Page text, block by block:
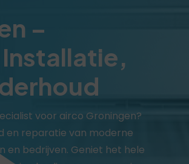
–
voor airco Groningen?
en reparatie van moderne
en bedrijven. Geniet het hele